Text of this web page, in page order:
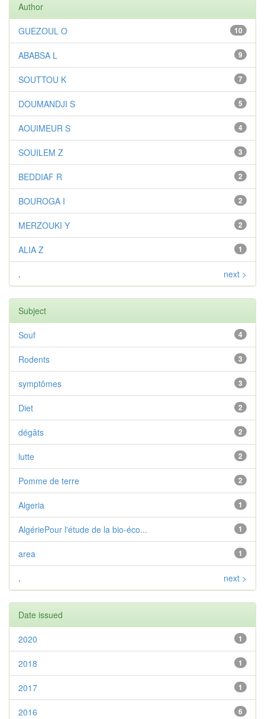
Author
10
GUEZOUL O
9
ABABSA L
7
SOUTTOU K
5
DOUMANDJI S
4
AOUIMEUR S
3
SOUILEM Z
2
BEDDIAF R
2
BOUROGA I
2
MERZOUKI Y
1
ALIA Z
. next >
Subject
4
Souf
3
Rodents
3
symptômes
2
Diet
2
dégâts
2
lutte
2
Pomme de terre
1
Algeria
1
AlgériePour l'étude de la bio-éco...
1
area
. next >
Date issued
1
2020
1
2018
1
2017
6
2016